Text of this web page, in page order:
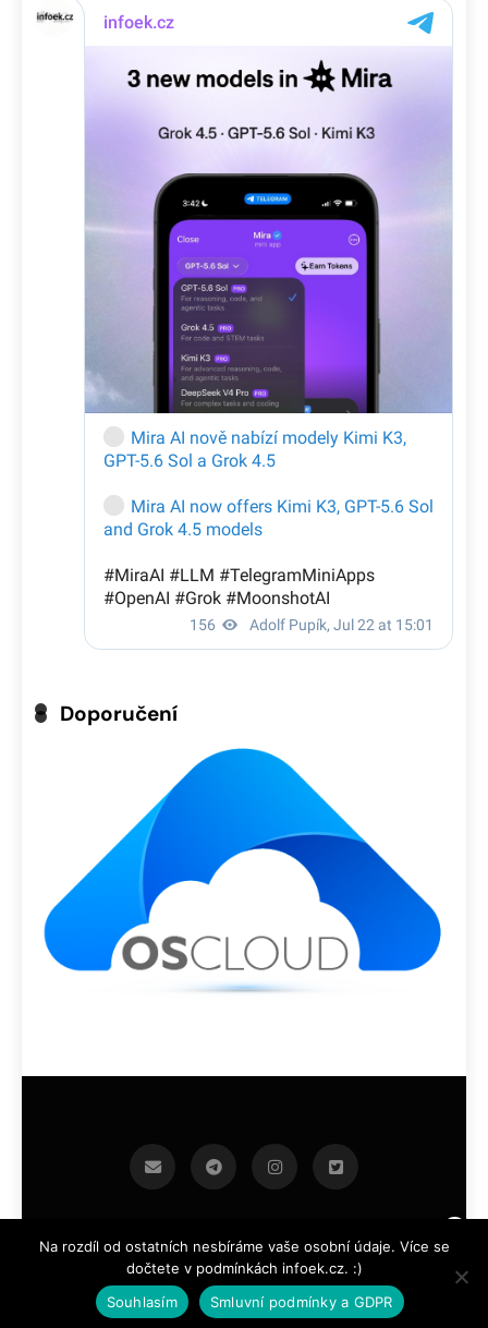
Doporučení
infoek.cz 2026.Developed By BlazeThemes .
Na rozdíl od ostatních nesbíráme vaše osobní údaje. Více se
dočtete v podmínkách infoek.cz. :)
Souhlasím
Smluvní podmínky a GDPR